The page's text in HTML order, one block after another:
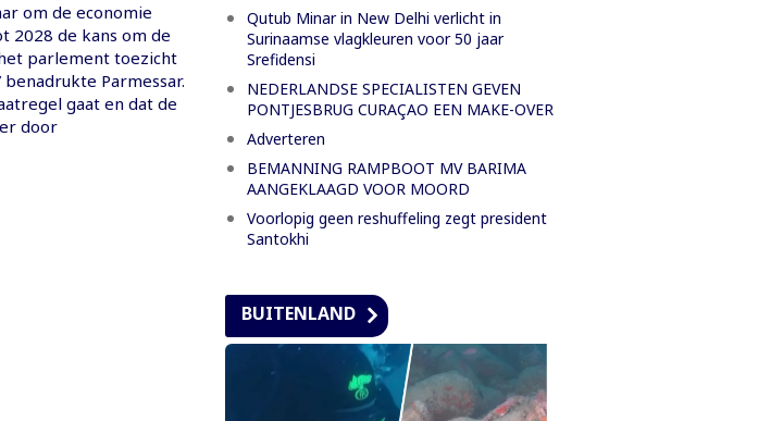
om de economie
2028 de kans om de
parlement toezicht
Parmessar.
gaat en dat de
door
Qutub Minar in New Delhi verlicht in
Surinaamse vlagkleuren voor 50 jaar
Srefidensi
NEDERLANDSE SPECIALISTEN GEVEN
PONTJESBRUG CURAÇAO EEN MAKE-OVER
Adverteren
BEMANNING RAMPBOOT MV BARIMA
AANGEKLAAGD VOOR MOORD
Voorlopig geen reshuffeling zegt president
Santokhi
BUITENLAND